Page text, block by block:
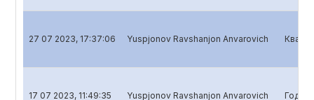
27 07 2023, 17:37:06 Yuspjonov Ravshanjon Anvarovich
17 07 2023, 11:49:35 Yuspjonov Ravshanjon Anvarovich